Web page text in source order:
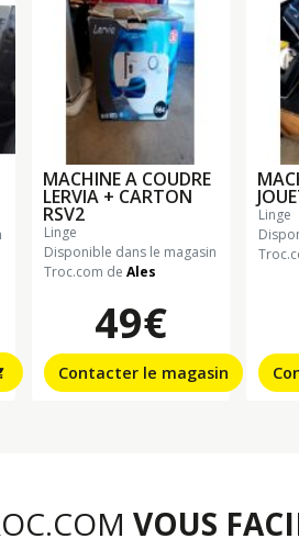
MACHINE A COUDRE
LERVIA + CARTON
RSV2
linge
Disponible dans le magasin
Troc.com de Ales
49€
Contacter le magasin
linge
VOUS